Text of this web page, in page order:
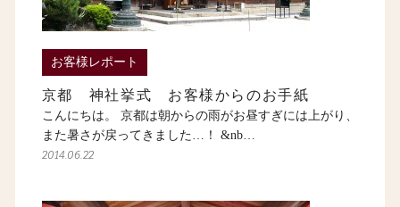
お客様レポート
京都 神社挙式 お客様からのお手紙
こんにちは。 京都は朝からの雨がお昼すぎには上がり、
また暑さが戻ってきました…！ &nb…
2014.06.22